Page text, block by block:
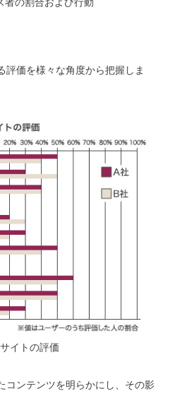
評価を様々な角度から把握しま
サイトの評価
コンテンツを明らかにし、その影